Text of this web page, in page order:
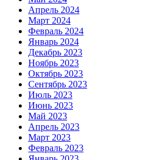
Апрель 2024
Март 2024
Февраль 2024
Январь 2024
Декабрь 2023
Ноябрь 2023
Октябрь 2023
Сентябрь 2023
Июль 2023
Июнь 2023
Май 2023
Апрель 2023
Март 2023
Февраль 2023